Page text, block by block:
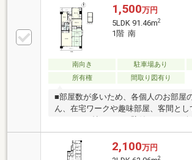
1,500万円
5LDK 91.46m2
1階 南
南向き 駐車場あり
所有権
間取り図有り
■部屋数が多いため、各個人のお部屋
ん、在宅ワークや趣味部屋、客間とし
です。■12帖のLDKは壁付キッチンを
が少し広めに感じられます。お料理
ねなどの掃除もしやすそうですね
き！一年中温度が安定してるため、
2,100万円
2